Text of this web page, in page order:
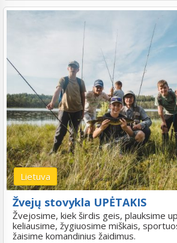
Lietuva
Žvejų stovykla UPĖTAKIS
Žvejosime, kiek širdis geis, plauksime
keliausime, žygiuosime miškais,
žaisime komandinius žaidimus.